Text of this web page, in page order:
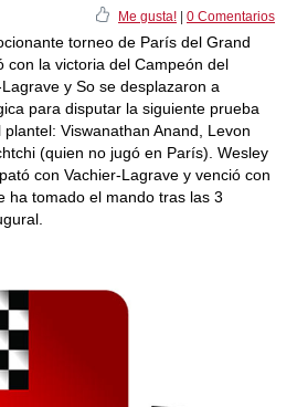
Me gusta! 0 Comentarios
torneo de París del Grand
con la victoria del Campeón del
y So se desplazaron a
para disputar la siguiente prueba
Viswanathan Anand, Levon
(quien no jugó en París). Wesley
con Vachier-Lagrave y venció con
ha tomado el mando tras las 3